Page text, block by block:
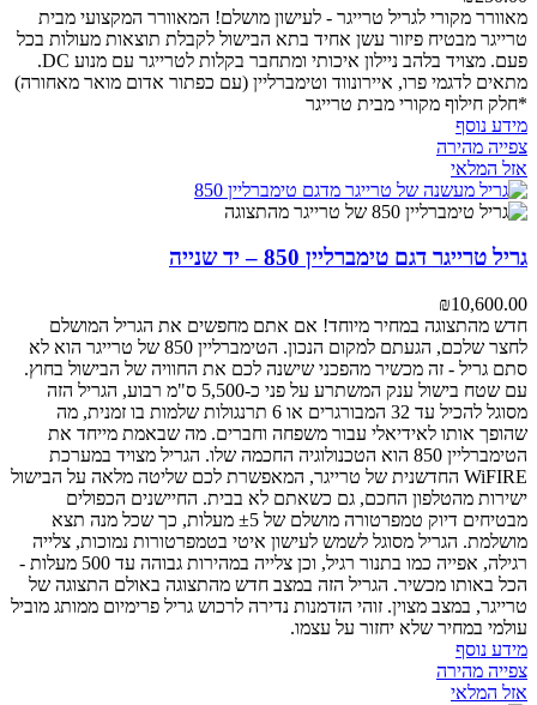
מאוורר מקורי לגריל טרייגר - לעישון מושלם! המאוורר המקצועי מבית
טרייגר מבטיח פיזור עשן אחיד בתא הבישול לקבלת תוצאות מעולות בכל
פעם. מצויד בלהב ניילון איכותי ומתחבר בקלות לטרייגר עם מנוע DC.
מתאים לדגמי פרו, איירונווד וטימברליין (עם כפתור אדום מואר מאחורה)
*חלק חילוף מקורי מבית טרייגר
מידע נוסף
צפייה מהירה
אזל המלאי
גריל טרייגר דגם טימברליין 850 – יד שנייה
₪10,600.00
חדש מהתצוגה במחיר מיוחד! אם אתם מחפשים את הגריל המושלם
לחצר שלכם, הגעתם למקום הנכון. הטימברליין 850 של טרייגר הוא לא
סתם גריל - זה מכשיר מהפכני שישנה לכם את החוויה של הבישול בחוץ.
עם שטח בישול ענק המשתרע על פני כ-5,500 ס"מ רבוע, הגריל הזה
מסוגל להכיל עד 32 המבורגרים או 6 תרנגולות שלמות בו זמנית, מה
שהופך אותו לאידיאלי עבור משפחה וחברים. מה שבאמת מייחד את
הטימברליין 850 הוא הטכנולוגיה החכמה שלו. הגריל מצויד במערכת
WiFIRE החדשנית של טרייגר, המאפשרת לכם שליטה מלאה על הבישול
ישירות מהטלפון החכם, גם כשאתם לא בבית. החיישנים הכפולים
מבטיחים דיוק טמפרטורה מושלם של ±5 מעלות, כך שכל מנה תצא
מושלמת. הגריל מסוגל לשמש לעישון איטי בטמפרטורות נמוכות, צלייה
רגילה, אפייה כמו בתנור רגיל, וכן צלייה במהירות גבוהה עד 500 מעלות -
הכל באותו מכשיר. הגריל הזה במצב חדש מהתצוגה באולם התצוגה של
טרייגר, במצב מצוין. זוהי הזדמנות נדירה לרכוש גריל פרימיום ממותג מוביל
עולמי במחיר שלא יחזור על עצמו.
מידע נוסף
צפייה מהירה
אזל המלאי